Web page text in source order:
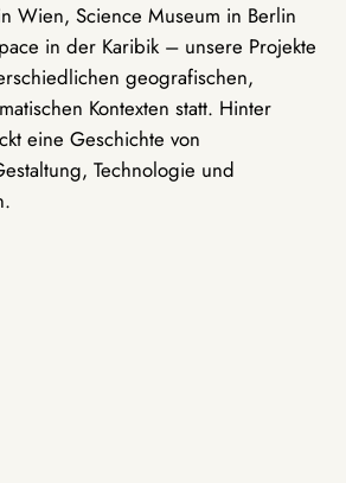
Wien, Science Museum in Berlin
in der Karibik – unsere Projekte
geografischen,
Kontexten statt. Hinter
eine Geschichte von
Technologie und